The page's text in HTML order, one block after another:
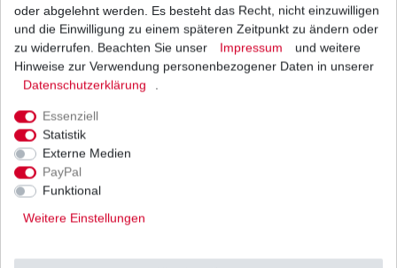
UVP 12,70 € 10,37 € *
*inkl. ges. MwSt.zzgl.Versandkosten
oder abgelehnt werden. Es besteht das Recht, nicht einzuwilligen
und die Einwilligung zu einem späteren Zeitpunkt zu ändern oder
zu widerrufen. Beachten Sie unser
Impressum
und weitere
Hinweise zur Verwendung personenbezogener Daten in unserer
Daten­schutz­erklärung
.
Essenziell
Statistik
Externe Medien
PayPal
Funktional
Weitere Einstellungen